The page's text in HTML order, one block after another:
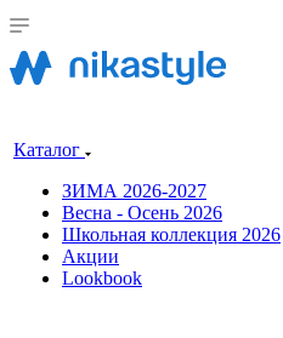
Каталог
ЗИМА 2026-2027
Весна - Осень 2026
Школьная коллекция 2026
Акции
Lookbook